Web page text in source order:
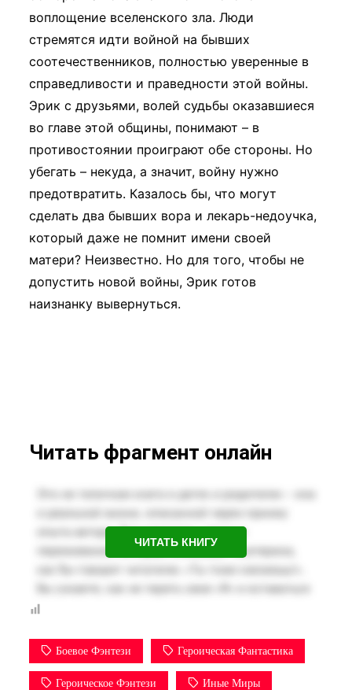
воплощение вселенского зла. Люди
стремятся идти войной на бывших
соотечественников, полностью уверенные в
справедливости и праведности этой войны.
Эрик с друзьями, волей судьбы оказавшиеся
во главе этой общины, понимают – в
противостоянии проиграют обе стороны. Но
убегать – некуда, а значит, войну нужно
предотвратить. Казалось бы, что могут
сделать два бывших вора и лекарь-недоучка,
который даже не помнит имени своей
матери? Неизвестно. Но для того, чтобы не
допустить новой войны, Эрик готов
наизнанку вывернуться.
Читать фрагмент онлайн
ЧИТАТЬ КНИГУ
Боевое Фэнтези Героическая Фантастика
Героическое Фэнтези Иные Миры